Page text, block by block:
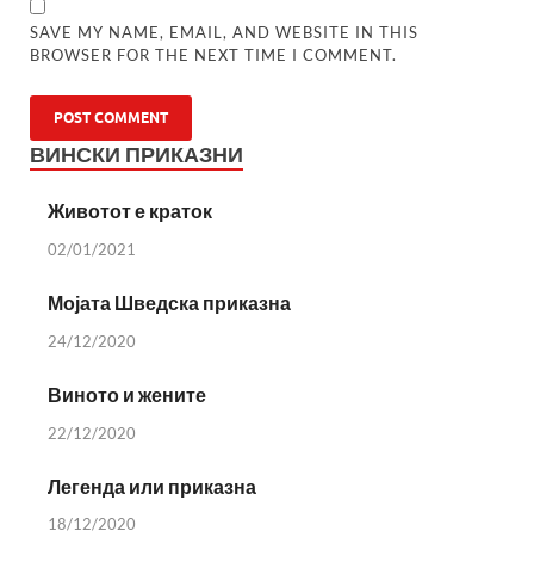
SAVE MY NAME, EMAIL, AND WEBSITE IN THIS
BROWSER FOR THE NEXT TIME I COMMENT.
ВИНСКИ ПРИКАЗНИ
Животот е краток
02/01/2021
Мојата Шведска приказна
24/12/2020
Виното и жените
22/12/2020
Легенда или приказна
18/12/2020